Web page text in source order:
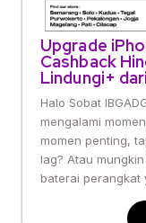
Upgrade
Cashback
Lindungi+
Halo Sobat
mengalami
momen penting,
lag? Atau
baterai perangkat